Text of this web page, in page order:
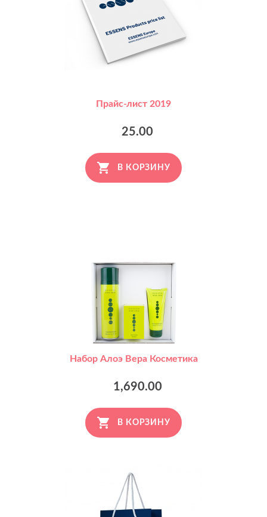
Прайс-лист 2019
25.00
В КОРЗИНУ
Набор Алоэ Вера Косметика
1,690.00
В КОРЗИНУ